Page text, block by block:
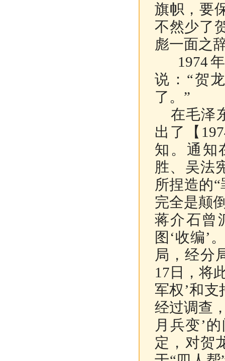
旗帜，要
不然少了
彪一面之
1974年
说：“贺
了。”
在毛泽
出了【
知。通知
胜、吴法
所捏造的
完全是颠
蒋介石曾
图‘收编’
局，经分
17日，将
军权’和支
经过调查
月兵变’
定，对贺